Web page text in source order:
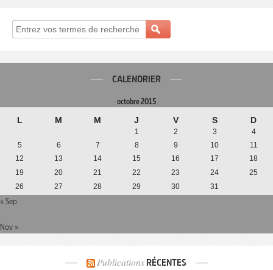
CALENDRIER
octobre 2015
L M M J V S D
1 2 3
4
5
6 7 8 9 10
11
12
13 14 15 16 17
18
19
20 21 22 23 24
25
26
27 28 29 30 31
« Sep
Nov »
Publications RÉCENTES